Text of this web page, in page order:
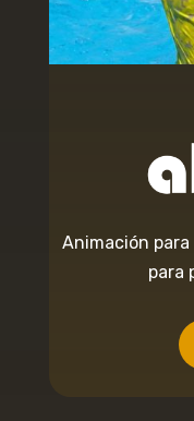
Animación
para